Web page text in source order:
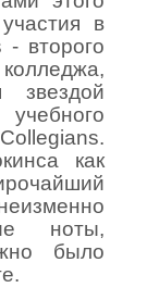
в
- второго
звездой
как
ноты,
было